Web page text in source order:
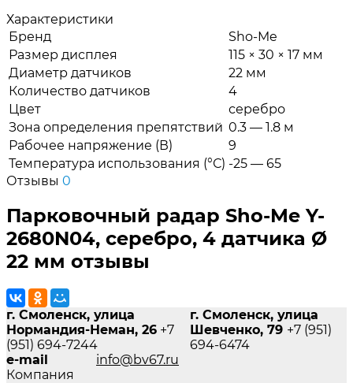
Характеристики
Бренд
Sho-Me
Размер дисплея
115 × 30 × 17 мм
Диаметр датчиков
22 мм
Количество датчиков
4
Цвет
серебро
Зона определения препятствий 0.3 — 1.8 м
Рабочее напряжение (В)
9
Температура использования (°С) -25 — 65
Отзывы 0
Парковочный радар Sho-Me Y-
2680N04, серебро, 4 датчика Ø
22 мм отзывы
г. Смоленск, улица
Нормандия-Неман, 26 +7
(951) 694-7244
г. Смоленск, улица
Шевченко, 79 +7 (951)
694-6474
e-mail
info@bv67.ru
Компания